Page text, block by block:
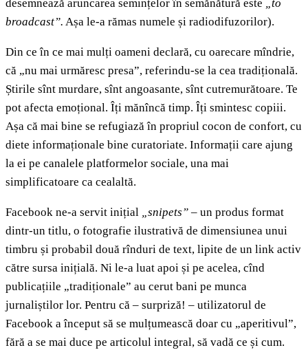
desemnează aruncarea semințelor în semănătură este „to
broadcast”. Așa le-a rămas numele și radiodifuzorilor).
Din ce în ce mai mulți oameni declară, cu oarecare mîndrie,
că „nu mai urmăresc presa”, referindu-se la cea tradițională.
Știrile sînt murdare, sînt angoasante, sînt cutremurătoare. Te
pot afecta emoțional. Îți mănîncă timp. Îți smintesc copiii.
Așa că mai bine se refugiază în propriul cocon de confort, cu
diete informaționale bine curatoriate. Informații care ajung
la ei pe canalele platformelor sociale, una mai
simplificatoare ca cealaltă.
Facebook ne-a servit inițial „snipets” – un produs format
dintr-un titlu, o fotografie ilustrativă de dimensiunea unui
timbru și probabil două rînduri de text, lipite de un link activ
către sursa inițială. Ni le-a luat apoi și pe acelea, cînd
publicațiile „tradiționale” au cerut bani pe munca
jurnaliștilor lor. Pentru că – surpriză! – utilizatorul de
Facebook a început să se mulțumească doar cu „aperitivul”,
fără a se mai duce pe articolul integral, să vadă ce și cum.